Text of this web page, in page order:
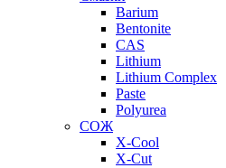
Barium
Bentonite
CAS
Lithium
Lithium Complex
Paste
Polyurea
СОЖ
X-Cool
X-Cut